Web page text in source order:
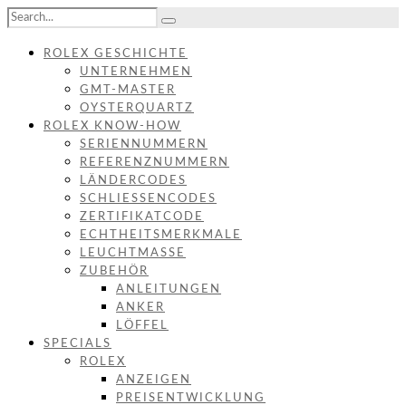
ROLEX GESCHICHTE
UNTERNEHMEN
GMT-MASTER
OYSTERQUARTZ
ROLEX KNOW-HOW
SERIENNUMMERN
REFERENZNUMMERN
LÄNDERCODES
SCHLIESSENCODES
ZERTIFIKATCODE
ECHTHEITSMERKMALE
LEUCHTMASSE
ZUBEHÖR
ANLEITUNGEN
ANKER
LÖFFEL
SPECIALS
ROLEX
ANZEIGEN
PREISENTWICKLUNG